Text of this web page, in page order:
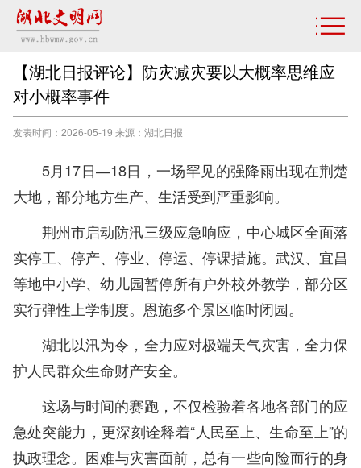
【湖北日报评论】防灾减灾要以大概率思维应
对小概率事件
发表时间：2026-05-19 来源：湖北日报
5月17日―18日，一场罕见的强降雨出现在荆楚
大地，部分地方生产、生活受到严重影响。
荆州市启动防汛三级应急响应，中心城区全面落
实停工、停产、停业、停运、停课措施。武汉、宜昌
等地中小学、幼儿园暂停所有户外校外教学，部分区
实行弹性上学制度。恩施多个景区临时闭园。
湖北以汛为令，全力应对极端天气灾害，全力保
护人民群众生命财产安全。
这场与时间的赛跑，不仅检验着各地各部门的应
急处突能力，更深刻诠释着“人民至上、生命至上”的
执政理念。困难与灾害面前，总有一些向险而行的身